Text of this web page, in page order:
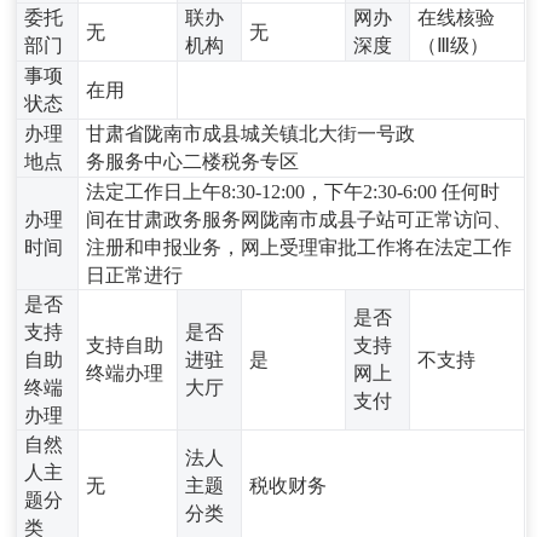
委托
部门
无
联办
机构
无
网办
深度
在线核验
（Ⅲ级）
事项
状态
在用
办理
地点
甘肃省陇南市成县城关镇北大街一号政
务服务中心二楼税务专区
办理
时间
法定工作日上午8:30-12:00，下午2:30-6:00 任何时
间在甘肃政务服务网陇南市成县子站可正常访问、
注册和申报业务，网上受理审批工作将在法定工作
日正常进行
是否
支持
自助
终端
办理
支持自助
终端办理
是否
进驻
大厅
是
是否
支持
网上
支付
不支持
自然
人主
题分
类
无
法人
主题
分类
税收财务